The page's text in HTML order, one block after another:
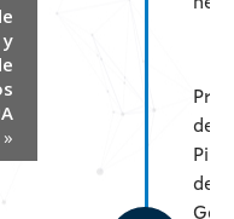
»
de
de